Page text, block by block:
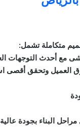
متكاملة تشمل:
مع أحدث التوجهات
العميل وتحقق أقصى
البناء بجودة